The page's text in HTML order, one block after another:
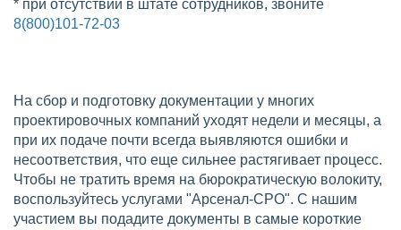
* при отсутствии в штате сотрудников, звоните
8(800)101-72-03
На сбор и подготовку документации у многих
проектировочных компаний уходят недели и месяцы, а
при их подаче почти всегда выявляются ошибки и
несоответствия, что еще сильнее растягивает процесс.
Чтобы не тратить время на бюрократическую волокиту,
воспользуйтесь услугами "Арсенал-СРО". С нашим
участием вы подадите документы в самые короткие